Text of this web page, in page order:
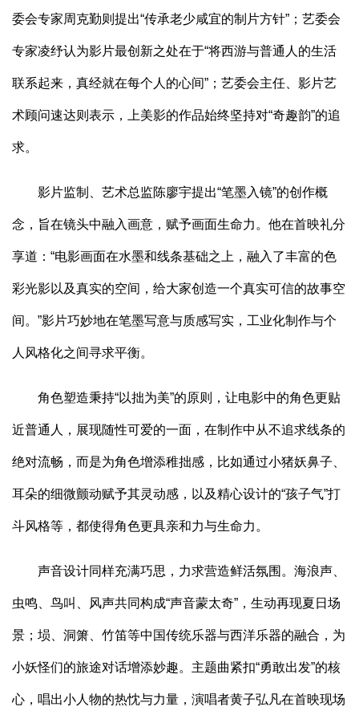
委会专家周克勤则提出“传承老少咸宜的制片方针”；艺委会
专家凌纾认为影片最创新之处在于“将西游与普通人的生活
联系起来，真经就在每个人的心间”；艺委会主任、影片艺
术顾问速达则表示，上美影的作品始终坚持对“奇趣韵”的追
求。
影片监制、艺术总监陈廖宇提出“笔墨入镜”的创作概
念，旨在镜头中融入画意，赋予画面生命力。他在首映礼分
享道：“电影画面在水墨和线条基础之上，融入了丰富的色
彩光影以及真实的空间，给大家创造一个真实可信的故事空
间。”影片巧妙地在笔墨写意与质感写实，工业化制作与个
人风格化之间寻求平衡。
角色塑造秉持“以拙为美”的原则，让电影中的角色更贴
近普通人，展现随性可爱的一面，在制作中从不追求线条的
绝对流畅，而是为角色增添稚拙感，比如通过小猪妖鼻子、
耳朵的细微颤动赋予其灵动感，以及精心设计的“孩子气”打
斗风格等，都使得角色更具亲和力与生命力。
声音设计同样充满巧思，力求营造鲜活氛围。海浪声、
虫鸣、鸟叫、风声共同构成“声音蒙太奇”，生动再现夏日场
景；埙、洞箫、竹笛等中国传统乐器与西洋乐器的融合，为
小妖怪们的旅途对话增添妙趣。主题曲紧扣“勇敢出发”的核
心，唱出小人物的热忱与力量，演唱者黄子弘凡在首映现场